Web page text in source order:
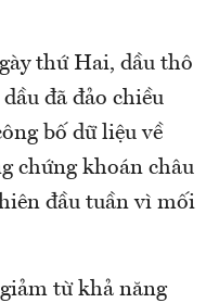
thứ Hai, dầu thô
đã đảo chiều
bố dữ liệu về
chứng khoán châu
đầu tuần vì mối
từ khả năng